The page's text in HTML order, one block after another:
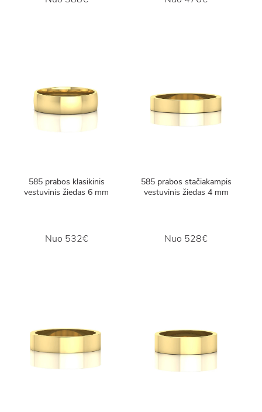
585 prabos klasikinis
vestuvinis žiedas 6 mm
Nuo 532€
585 prabos stačiakampis
vestuvinis žiedas 4 mm
Nuo 528€